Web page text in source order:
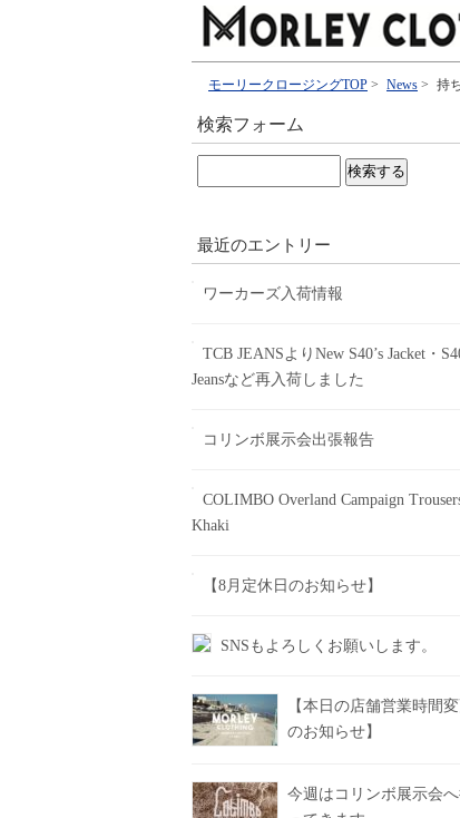
モーリークロージングTOP > News > 持
検索フォーム
最近のエントリー
ワーカーズ入荷情報
TCB JEANSよりNew S40’s Jacket・
Jeansなど再入荷しました
コリンボ展示会出張報告
COLIMBO Overland Campaign
Khaki
【8月定休日のお知らせ】
SNSもよろしくお願いします。
【本日の店舗営業時間
のお知らせ】
今週はコリンボ展示会